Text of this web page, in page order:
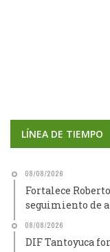
LÍNEA DE TIEMPO
08/08/2026
Fortalece
seguimiento de
08/08/2026
DIF Tantoyuca